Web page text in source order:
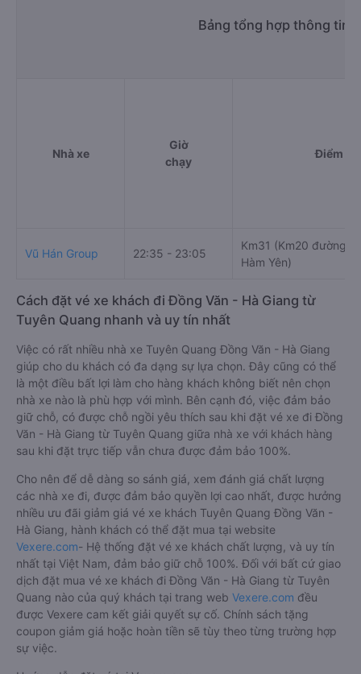
Bảng tổng hợp thông tin
Nhà xe
Giờ
chạy
Điểm đi
Vũ Hán Group 22:35 - 23:05
Km31 (Km20 đường
Hàm Yên)
Cách đặt vé xe khách đi Đồng Văn - Hà Giang từ
Tuyên Quang nhanh và uy tín nhất
Việc có rất nhiều nhà xe Tuyên Quang Đồng Văn - Hà Giang
giúp cho du khách có đa dạng sự lựa chọn. Đây cũng có thể
là một điều bất lợi làm cho hàng khách không biết nên chọn
nhà xe nào là phù hợp với mình. Bên cạnh đó, việc đảm bảo
giữ chỗ, có được chỗ ngồi yêu thích sau khi đặt vé xe đi Đồng
Văn - Hà Giang từ Tuyên Quang giữa nhà xe với khách hàng
sau khi đặt trực tiếp vẫn chưa được đảm bảo 100%.
Cho nên để dễ dàng so sánh giá, xem đánh giá chất lượng
các nhà xe đi, được đảm bảo quyền lợi cao nhất, được hưởng
nhiều ưu đãi giảm giá vé xe khách Tuyên Quang Đồng Văn -
Hà Giang, hành khách có thể đặt mua tại website
Vexere.com- Hệ thống đặt vé xe khách chất lượng, và uy tín
nhất tại Việt Nam, đảm bảo giữ chỗ 100%. Đối với bất cứ giao
dịch đặt mua vé xe khách đi Đồng Văn - Hà Giang từ Tuyên
Quang nào của quý khách tại trang web Vexere.com đều
được Vexere cam kết giải quyết sự cố. Chính sách tặng
coupon giảm giá hoặc hoàn tiền sẽ tùy theo từng trường hợp
sự việc.